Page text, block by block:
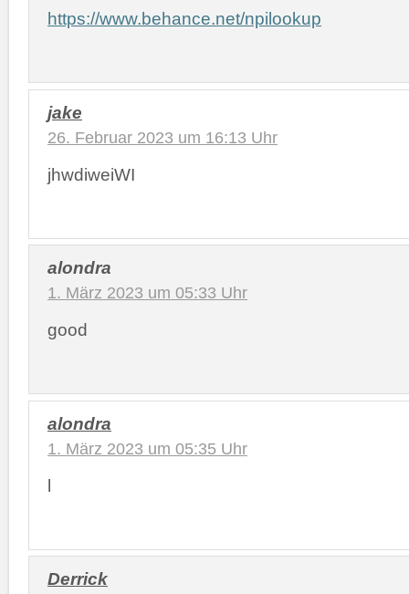
https://www.behance.net/npilookup
jake
26. Februar 2023 um 16:13 Uhr
jhwdiweiWI
alondra
1. März 2023 um 05:33 Uhr
good
alondra
1. März 2023 um 05:35 Uhr
l
Derrick